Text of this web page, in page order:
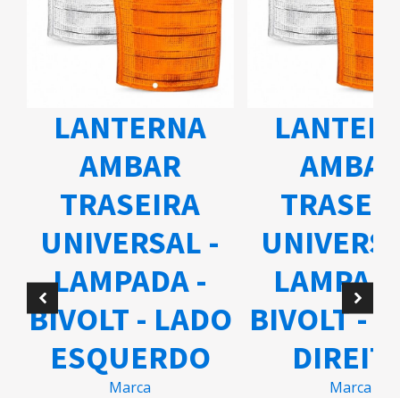
LANTERNA
AMBAR
TRASEIRA
UNIVERSAL -
LAMPADA -
BIVOLT - LADO
ESQUERDO
Marca
BIVOLT -
Marca